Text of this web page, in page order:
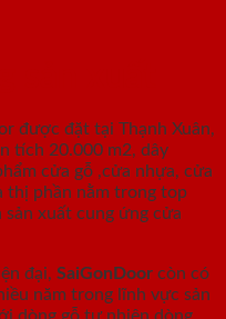
được đặt tại Thạnh Xuân,
tích 20.000 m2, dây
cửa gỗ ,cửa nhựa, cửa
thị phần nằm trong top
xuất cung ứng cửa
đại, SaiGonDoor còn có
năm trong lĩnh vực sản
dòng gỗ tự nhiên dòng